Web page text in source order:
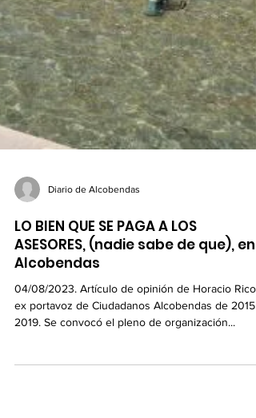
Diario de Alcobendas
LO BIEN QUE SE PAGA A LOS
ASESORES, (nadie sabe de que), en